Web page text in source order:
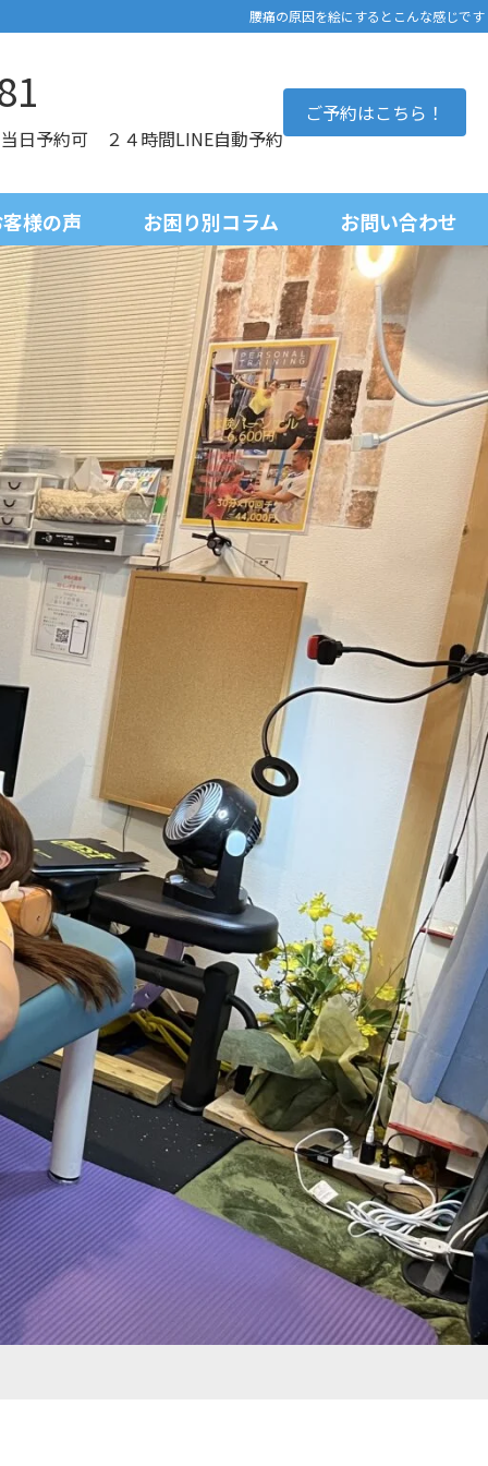
腰痛の原因を絵にするとこんな感じです
日予約可 ２４時間LINE自動予約
ご予約はこちら！
様の声 お困り別コラム お問い合わせ